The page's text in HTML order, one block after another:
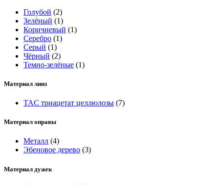
Голубой (2)
Зелёный (1)
Коричневый (1)
Серебро (1)
Серый (1)
Чёрный (2)
Темно-зелёные (1)
Материал линз
TAC триацетат целлюлозы (7)
Материал оправы
Металл (4)
Эбеновое дерево (3)
Материал дужек